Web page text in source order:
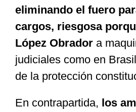
eliminando el fuero
cargos, riesgosa
López Obrador a
judiciales como en
de la protección
En contrapartida, los